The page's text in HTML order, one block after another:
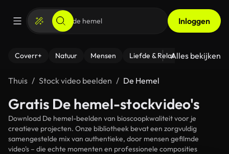
Inloggen
Coverr+ Natuur Mensen Liefde & Relaties - Fitness
Alles bekijken
Thuis Stock video beelden De Hemel
Gratis De hemel-stockvideo's
Download De hemel-beelden van bioscoopkwaliteit voor je
creatieve projecten. Onze bibliotheek bevat een zorgvuldig
samengestelde mix van authentieke, door mensen gefilmde
video's – die echte momenten en professionele composities